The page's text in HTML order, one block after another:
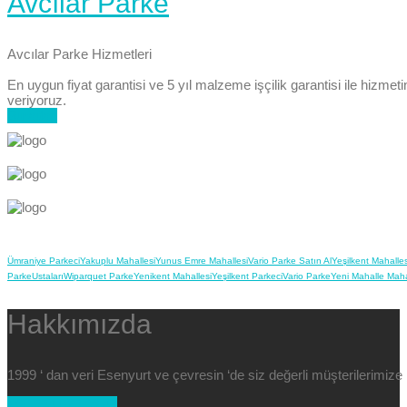
Avcılar Parke Hizmetleri
En uygun fiyat garantisi ve 5 yıl malzeme işçilik garantisi ile
veriyoruz.
Ümraniye ParkeciYakuplu MahallesiYunus Emre MahallesiVario Parke Satın AlYeşilkent
ParkeUstalarıWiparquet ParkeYenikent MahallesiYeşilkent ParkeciVario ParkeYeni Mahalle
Hakkımızda
1999 ‘ dan veri Esenyurt ve çevresin ‘de siz değerli